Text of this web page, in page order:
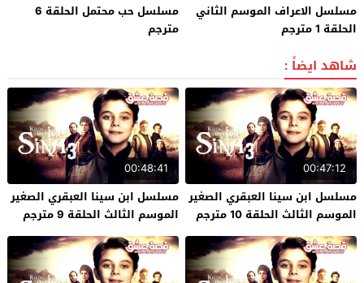
مسلسل الاعراف الموسم الثاني
الحلقة 1 مترجم
مسلسل حب محتمل الحلقة 6
مترجم
شاهد ايضاً :
00:47:12
مسلسل ابن سينا العبقري الصغير
الموسم الثالث الحلقة 10 مترجم
00:48:41
مسلسل ابن سينا العبقري الصغير
الموسم الثالث الحلقة 9 مترجم